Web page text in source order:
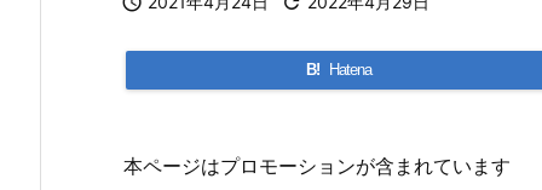
B! Hatena
本ページはプロモーションが含まれています